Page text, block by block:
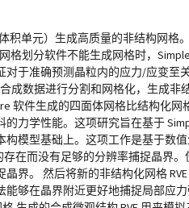
积单元）生成高质量的非结构网
划分软件不能生成网格时，
于准确预测晶粒内的应力/应变至
数据进行分割和网格化，生成非
软件生成的四面体网格比结构化
力学性能。这项研究旨在基于
模型基础上。这项工作是基于数
在而没有足够的分辨率捕捉晶界
界。 然后将新的非结构化网格
能够在晶界附近更好地捕捉局部应